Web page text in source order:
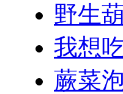
野生
我想
蕨菜